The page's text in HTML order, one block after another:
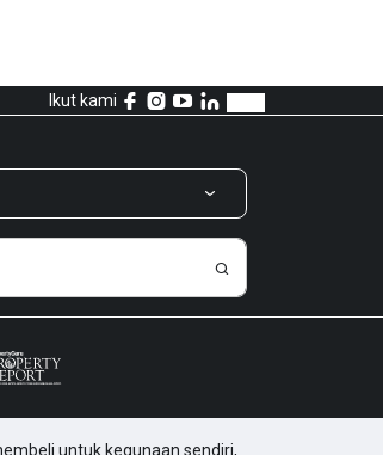
Ikut kami
untuk kegunaan sendiri,